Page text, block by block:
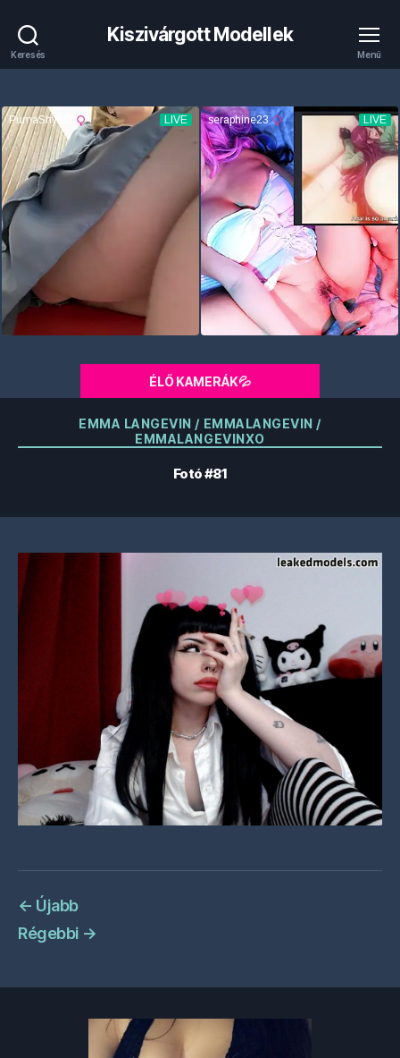
Keresés
Kiszivárgott Modellek
Menü
ÉLŐ KAMERÁK💦
Kategóriák
EMMA LANGEVIN / EMMALANGEVIN /
EMMALANGEVINXO
Fotó #81
← Újabb
Régebbi →